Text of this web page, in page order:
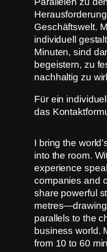
Geschäftswelt.
individuell
Minuten, sind
begeistern, zu
nachhaltig zu
Für ein
das
I bring the
into the room.
experience
companies and
share powerful
parallels to the
business world.
from 10 to 60